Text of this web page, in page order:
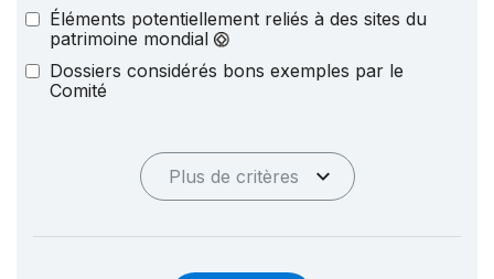
Éléments potentiellement reliés à des sites du
patrimoine mondial
Dossiers considérés bons exemples par le
Comité
Plus de critères